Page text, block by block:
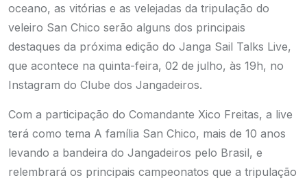
oceano, as vitórias e as velejadas da tripulação do
veleiro San Chico serão alguns dos principais
destaques da próxima edição do Janga Sail Talks Live,
que acontece na quinta-feira, 02 de julho, às 19h, no
Instagram do Clube dos Jangadeiros.
Com a participação do Comandante Xico Freitas, a live
terá como tema A família San Chico, mais de 10 anos
levando a bandeira do Jangadeiros pelo Brasil, e
relembrará os principais campeonatos que a tripulação